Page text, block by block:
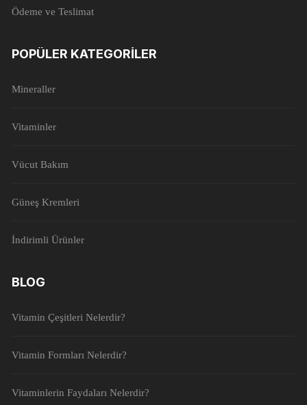
Ödeme ve Teslimat
POPÜLER KATEGORILER
Mineraller
Vitaminler
Vücut Bakım
Güneş Kremleri
İndirimli Ürünler
BLOG
Vitamin Çeşitleri Nelerdir?
Vitamin Formları Nelerdir?
Vitaminlerin Faydaları Nelerdir?